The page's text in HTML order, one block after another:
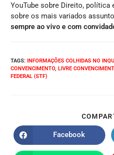
YouTube sobre Direito, política
sobre os mais variados
sempre ao vivo e com
TAGS:INFORMAÇÕES COLHIDAS NO
CONVENCIMENTO LIVRE
FEDERAL (STF)
Facebook